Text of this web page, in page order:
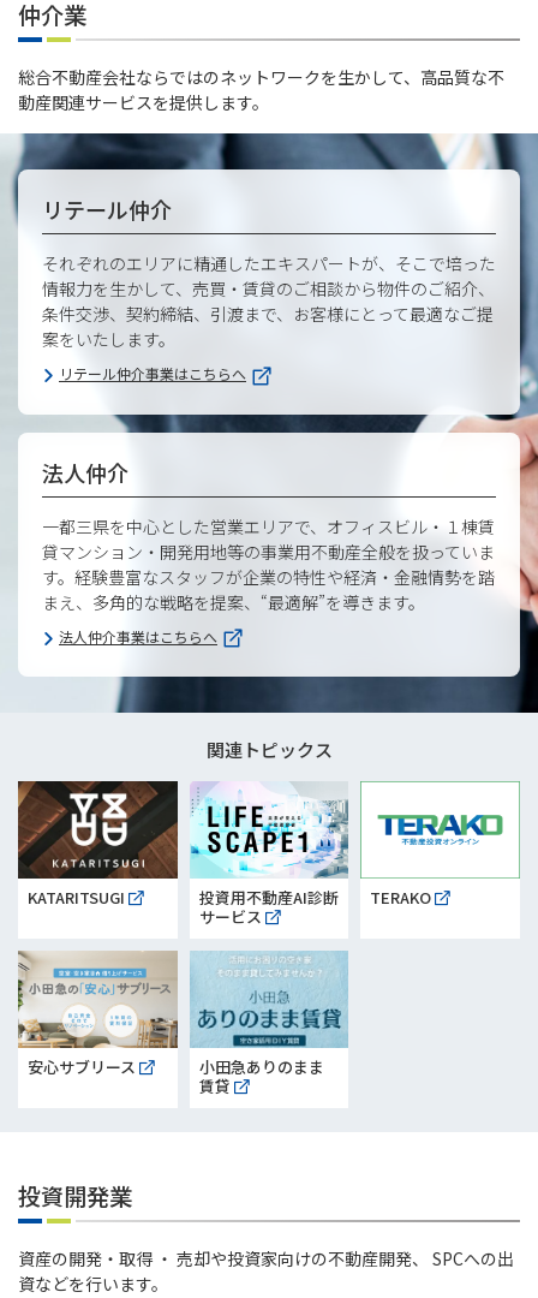
仲介業
総合不動産会社ならではのネットワークを生かして、高品質な不
動産関連サービスを提供します。
リテール仲介
それぞれのエリアに精通したエキスパートが、そこで培った
情報力を生かして、売買・賃貸のご相談から物件のご紹介、
条件交渉、契約締結、引渡まで、お客様にとって最適なご提
案をいたします。
リテール仲介事業はこちらへ
法人仲介
一都三県を中心とした営業エリアで、オフィスビル・１棟賃
貸マンション・開発用地等の事業用不動産全般を扱っていま
す。経験豊富なスタッフが企業の特性や経済・金融情勢を踏
まえ、多角的な戦略を提案、“最適解”を導きます。
法人仲介事業はこちらへ
関連トピックス
KATARITSUGI
投資用不動産AI診断
サービス
TERAKO
安心サブリース
小田急ありのまま
賃貸
投資開発業
資産の開発・取得 ・ 売却や投資家向けの不動産開発、 SPCへの出
資などを行います。